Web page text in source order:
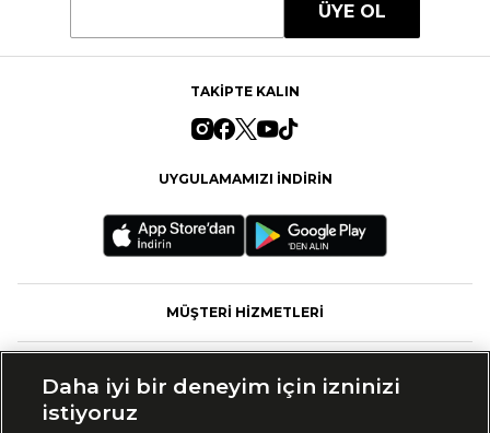
ÜYE OL
TAKİPTE KALIN
UYGULAMAMIZI İNDİRİN
MÜŞTERİ HİZMETLERİ
Daha iyi bir deneyim için izninizi
istiyoruz